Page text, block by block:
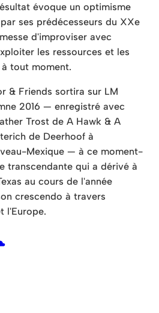
évoque un optimisme
ses prédécesseurs du XXe
d'improviser avec
les ressources et les
tout moment.
& Friends sortira sur LM
2016 — enregistré avec
Trost de A Hawk & A
de Deerhoof à
Mexique — à ce moment-
transcendante qui a dérivé à
au cours de l'année
crescendo à travers
l'Europe.